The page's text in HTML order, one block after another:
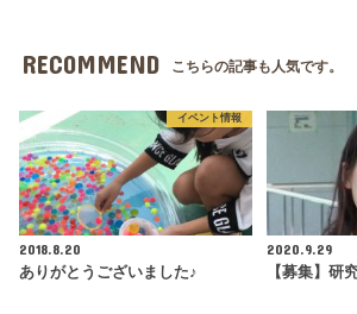
RECOMMEND こちらの記事も人気です。
イベント情報
2018.8.20
ありがとうございました♪
2020.9.29
【募集】研